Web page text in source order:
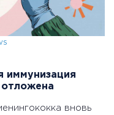
иммунизация
отложена
вновь